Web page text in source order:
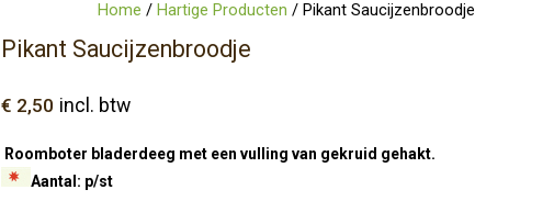
Home / Hartige Producten / Pikant Saucijzenbroodje
Pikant Saucijzenbroodje
€ 2,50 incl. btw
Roomboter bladerdeeg met een vulling van gekruid gehakt.
Aantal: p/st